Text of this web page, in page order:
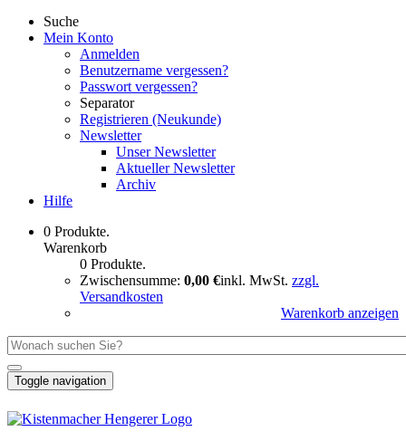
Suche
Mein Konto
Anmelden
Benutzername vergessen?
Passwort vergessen?
Separator
Registrieren (Neukunde)
Newsletter
Unser Newsletter
Aktueller Newsletter
Archiv
Hilfe
0 Produkte.
Warenkorb
0 Produkte.
Zwischensumme: 0,00 €inkl. MwSt. zzgl.
Versandkosten
Warenkorb anzeigen
Toggle navigation